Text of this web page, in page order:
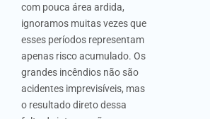
com pouca área ardida,
ignoramos muitas vezes que
esses períodos representam
apenas risco acumulado. Os
grandes incêndios não são
acidentes imprevisíveis, mas
o resultado direto dessa